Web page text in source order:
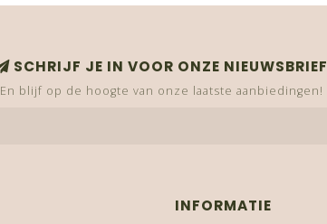
SCHRIJF JE IN VOOR ONZE NIEUWSBRIEF
En blijf op de hoogte van onze laatste aanbiedingen!
INFORMATIE